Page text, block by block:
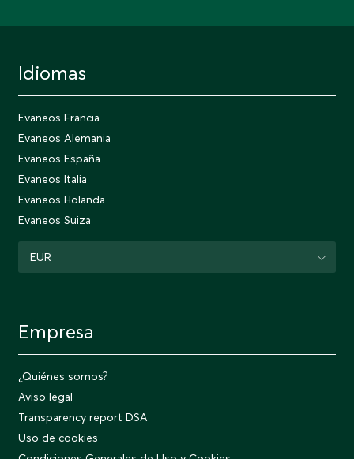
Idiomas
Evaneos Francia
Evaneos Alemania
Evaneos España
Evaneos Italia
Evaneos Holanda
Evaneos Suiza
EUR
Empresa
¿Quiénes somos?
Aviso legal
Transparency report DSA
Uso de cookies